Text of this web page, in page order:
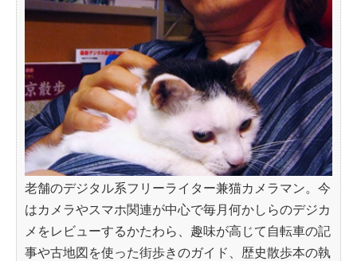
老舗のデジタル系フリーライター兼猫カメラマン。今
はカメラやスマホ関連が中心で毎月何かしらのデジカ
メをレビューするかたわら、趣味が高じて自転車の記
事や古地図を使った街歩きのガイド、歴史散歩本の執